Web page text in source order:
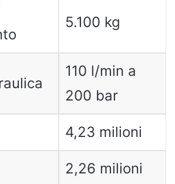
5.100 kg
110 l/min a
200 bar
4,23 milioni
2,26 milioni